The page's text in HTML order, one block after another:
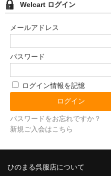
Welcart ログイン
メールアドレス
パスワード
ログイン情報を記憶
パスワードをお忘れですか？
新規ご入会はこちら
ひのまる呉服店について